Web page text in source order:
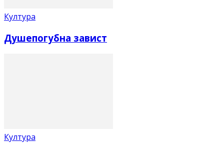
Култура
Душепогубна завист
Култура